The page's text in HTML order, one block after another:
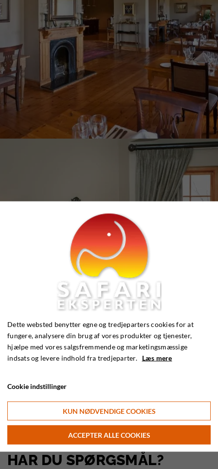
HAR DU SPØRGSMÅL?
Dette websted benytter egne og tredjeparters cookies for at
fungere, analysere din brug af vores produkter og tjenester,
hjælpe med vores salgsfremmende og marketingsmæssige
indsats og levere indhold fra tredjeparter. Læs mere
Cookie indstillinger
KUN NØDVENDIGE COOKIES
ACCEPTER ALLE COOKIES